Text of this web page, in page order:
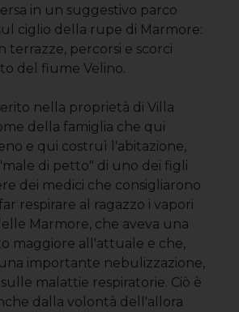
in un suggestivo parco
ciglio della rupe di Marmore:
terrazze, percorsi e scorci
del fiume Velino.
nella proprietà di Villa
della famiglia che qui
e qui costruì l'abitazione,
di petto" di uno dei figli
dei medici che consigliarono
respirare al ragazzo i vapori
Marmore, che aveva una
maggiore all'attuale e che,
importante nebulizzazione,
malattie respiratorie. Ciò è
dalla volontà dell'allora